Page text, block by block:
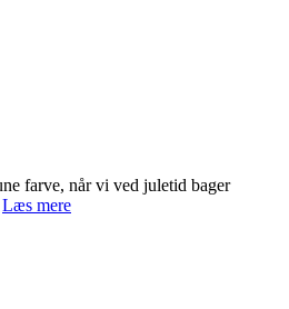
farve, når vi ved juletid bager
Læs mere